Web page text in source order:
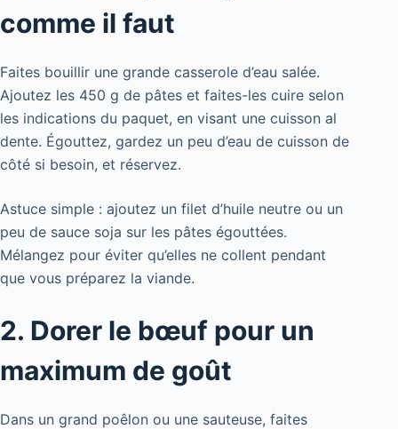
comme il faut
Faites bouillir une grande casserole d’eau salée.
Ajoutez les 450 g de pâtes et faites-les cuire selon
les indications du paquet, en visant une cuisson al
dente. Égouttez, gardez un peu d’eau de cuisson de
côté si besoin, et réservez.
Astuce simple : ajoutez un filet d’huile neutre ou un
peu de sauce soja sur les pâtes égouttées.
Mélangez pour éviter qu’elles ne collent pendant
que vous préparez la viande.
2. Dorer le bœuf pour un
maximum de goût
Dans un grand poêlon ou une sauteuse, faites